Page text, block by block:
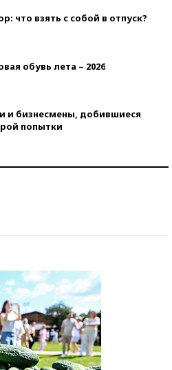
что взять с собой в отпуск?
обувь лета – 2026
и бизнесмены, добившиеся
попытки